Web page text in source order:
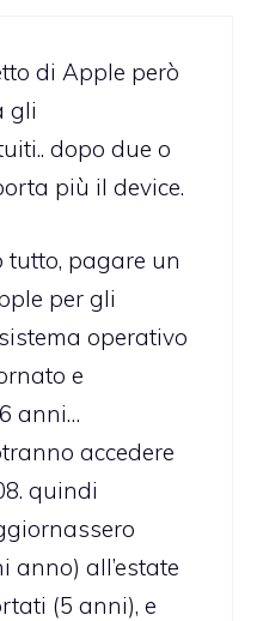
di Apple però
gli
dopo due o
più il device.
tutto, pagare un
per gli
operativo
e
anni…
accedere
quindi
anno) all’estate
(5 anni), e